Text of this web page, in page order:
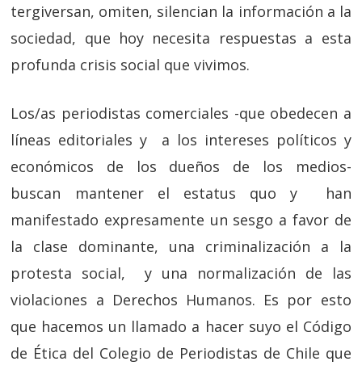
tergiversan, omiten, silencian la información a la
sociedad, que hoy necesita respuestas a esta
profunda crisis social que vivimos.
Los/as periodistas comerciales -que obedecen a
líneas editoriales y a los intereses políticos y
económicos de los dueños de los medios-
buscan mantener el estatus quo y han
manifestado expresamente un sesgo a favor de
la clase dominante, una criminalización a la
protesta social, y una normalización de las
violaciones a Derechos Humanos. Es por esto
que hacemos un llamado a hacer suyo el Código
de Ética del Colegio de Periodistas de Chile que